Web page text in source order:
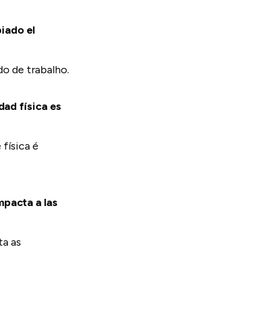
el
de trabalho.
física es
física é
a las
as